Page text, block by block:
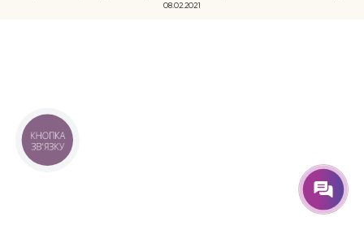
08.02.2021
КНОПКА
ЗВ'ЯЗКУ